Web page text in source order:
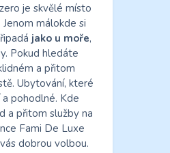
je skvělé místo
málokde si
jako u moře,
Pokud hledáte
a přitom
Ubytování, které
pohodlné. Kde
a přitom služby na
Fami De Luxe
dobrou volbou.